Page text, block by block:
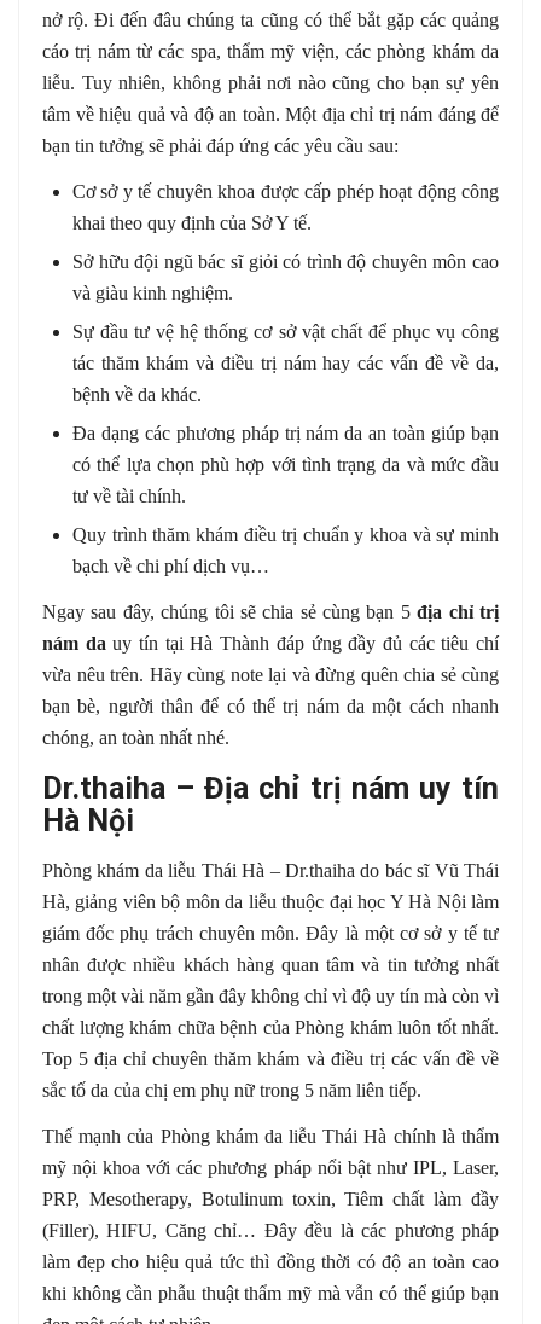
nở rộ. Đi đến đâu chúng ta cũng có thể bắt gặp các quảng
cáo trị nám từ các spa, thẩm mỹ viện, các phòng khám da
liễu. Tuy nhiên, không phải nơi nào cũng cho bạn sự yên
tâm về hiệu quả và độ an toàn. Một địa chỉ trị nám đáng để
bạn tin tưởng sẽ phải đáp ứng các yêu cầu sau:
Cơ sở y tế chuyên khoa được cấp phép hoạt động công
khai theo quy định của Sở Y tế.
Sở hữu đội ngũ bác sĩ giỏi có trình độ chuyên môn cao
và giàu kinh nghiệm.
Sự đầu tư vệ hệ thống cơ sở vật chất để phục vụ công
tác thăm khám và điều trị nám hay các vấn đề về da,
bệnh về da khác.
Đa dạng các phương pháp trị nám da an toàn giúp bạn
có thể lựa chọn phù hợp với tình trạng da và mức đầu
tư về tài chính.
Quy trình thăm khám điều trị chuẩn y khoa và sự minh
bạch về chi phí dịch vụ…
Ngay sau đây, chúng tôi sẽ chia sẻ cùng bạn 5địa chỉ trị
nám da uy tín tại Hà Thành đáp ứng đầy đủ các tiêu chí
vừa nêu trên. Hãy cùng note lại và đừng quên chia sẻ cùng
bạn bè, người thân để có thể trị nám da một cách nhanh
chóng, an toàn nhất nhé.
Dr.thaiha – Địa chỉ trị nám uy tín
Hà Nội
Phòng khám da liễu Thái Hà – Dr.thaiha do bác sĩ Vũ Thái
Hà, giảng viên bộ môn da liễu thuộc đại học Y Hà Nội làm
giám đốc phụ trách chuyên môn. Đây là một cơ sở y tế tư
nhân được nhiều khách hàng quan tâm và tin tưởng nhất
trong một vài năm gần đây không chỉ vì độ uy tín mà còn vì
chất lượng khám chữa bệnh của Phòng khám luôn tốt nhất.
Top 5 địa chỉ chuyên thăm khám và điều trị các vấn đề về
sắc tố da của chị em phụ nữ trong 5 năm liên tiếp.
Thế mạnh của Phòng khám da liễu Thái Hà chính là thẩm
mỹ nội khoa với các phương pháp nổi bật như IPL, Laser,
PRP, Mesotherapy, Botulinum toxin, Tiêm chất làm đầy
(Filler), HIFU, Căng chỉ… Đây đều là các phương pháp
làm đẹp cho hiệu quả tức thì đồng thời có độ an toàn cao
khi không cần phẫu thuật thẩm mỹ mà vẫn có thể giúp bạn